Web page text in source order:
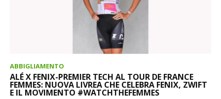
ABBIGLIAMENTO
ALÉ X FENIX-PREMIER TECH AL TOUR DE FRANCE
FEMMES: NUOVA LIVREA CHE CELEBRA FENIX, ZWIFT
E IL MOVIMENTO #WATCHTHEFEMMES